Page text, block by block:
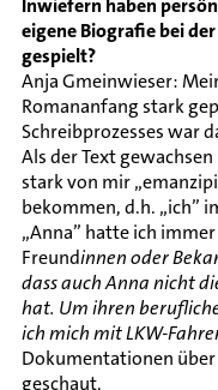
Inwiefern haben
eigene Biografie bei
gespielt?
Anja Gmeinwieser:
Romananfang stark
Schreibprozesses war
Als der Text
stark von mir
bekommen, d.h. „ich”
„Anna” hatte ich
Freundinnen oder
dass auch Anna nicht
hat. Um ihren
ich mich mit LKW-
Dokumentationen über
geschaut.